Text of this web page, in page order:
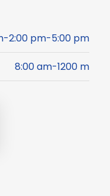
2:00 pm-5:00 pm
8:00 am-1200 m